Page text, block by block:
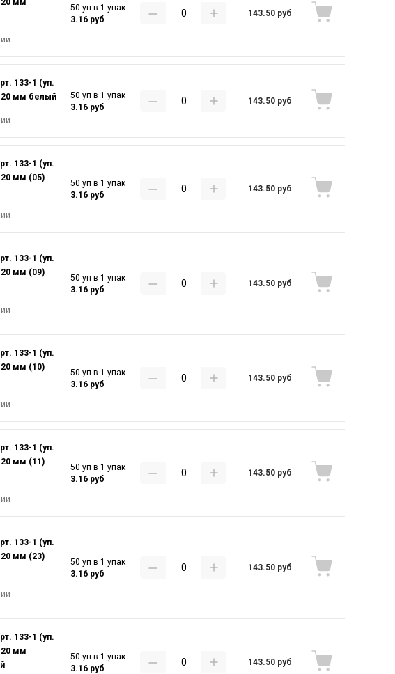
20 мм
50 уп в 1 упак
3.16 руб
143.50 руб
133-1 (уп.
20 мм белый
50 уп в 1 упак
3.16 руб
143.50 руб
133-1 (уп.
мм (05)
50 уп в 1 упак
3.16 руб
143.50 руб
133-1 (уп.
мм (09)
50 уп в 1 упак
3.16 руб
143.50 руб
133-1 (уп.
мм (10)
50 уп в 1 упак
3.16 руб
143.50 руб
133-1 (уп.
мм (11)
50 уп в 1 упак
3.16 руб
143.50 руб
133-1 (уп.
мм (23)
50 уп в 1 упак
3.16 руб
143.50 руб
133-1 (уп.
20 мм
50 уп в 1 упак
3.16 руб
143.50 руб